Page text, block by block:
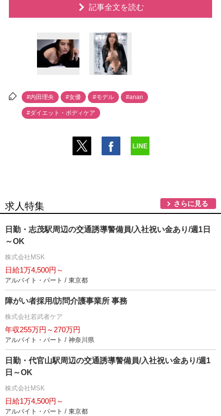
記事全文を読む
#内田理央 #女優 #モデル #anan
#ダイエット・ボディケア
求人特集 さらに見る
日勤・志茂駅周辺の交通誘導警備員/入社祝い金あり/週1日
～OK
株式会社MSK
日給1万4,500円～
アルバイト・パート / 東京都
障がい者採用/訪問介護事業所 事務
株式会社若武者ケア
年収255万円～270万円
アルバイト・パート / 神奈川県
日勤・代官山駅周辺の交通誘導警備員/入社祝い金あり/週1
日～OK
株式会社MSK
日給1万4,500円～
アルバイト・パート / 東京都